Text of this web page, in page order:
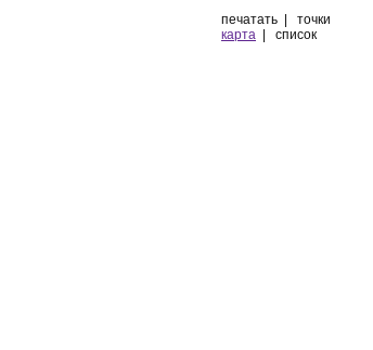
печатать
точки
карта
список